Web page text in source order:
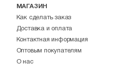
МАГАЗИН
Как сделать заказ
Доставка и оплата
Контактная информация
Оптовым покупателям
О нас